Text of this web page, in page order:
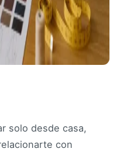
solo desde casa,
con